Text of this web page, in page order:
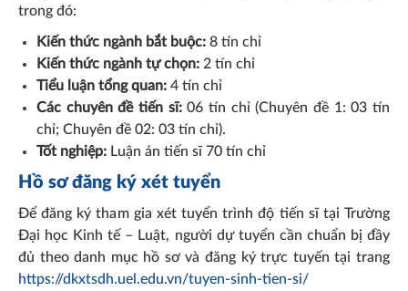
trong đó:
Kiến thức ngành bắt buộc: 8 tín chỉ
Kiến thức ngành tự chọn: 2 tín chỉ
Tiểu luận tổng quan: 4 tín chỉ
Các chuyên đề tiến sĩ:06 tín chỉ (Chuyên đề 1: 03 tín
chỉ; Chuyên đề 02: 03 tín chỉ).
Tốt nghiệp: Luận án tiến sĩ 70 tín chỉ
Hồ sơ đăng ký xét tuyển
Để đăng ký tham gia xét tuyển trình độ tiến sĩ tại Trường
Đại học Kinh tế – Luật, người dự tuyển cần chuẩn bị đầy
đủ theo danh mục hồ sơ và đăng ký trực tuyến tại trang
https://dkxtsdh.uel.edu.vn/tuyen-sinh-tien-si/